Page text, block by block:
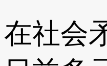
在社会